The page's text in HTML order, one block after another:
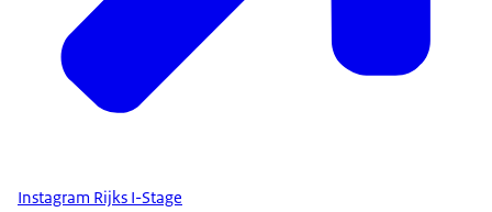
Instagram Rijks I-Stage